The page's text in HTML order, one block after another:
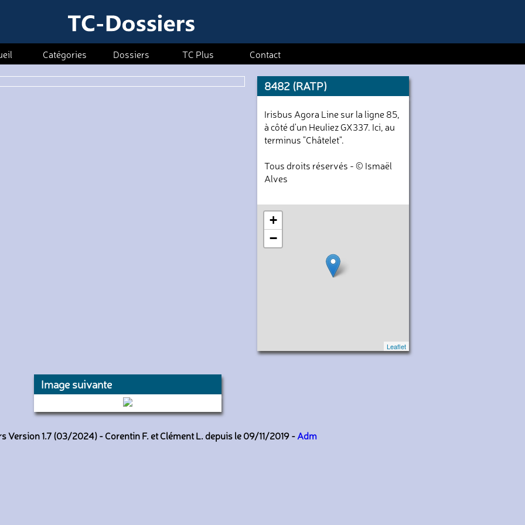
Catégories Dossiers TC Plus Contact
8482 (RATP)
Irisbus Agora Line sur la ligne 85,
à côté d'un Heuliez GX337. Ici, au
terminus "Châtelet".
Tous droits réservés - © Ismaël
Alves
+
−
Leaflet
Image suivante
0584 (RATP)
Version 1.7 (03/2024) - Corentin F. et Clément L. depuis le 09/11/2019 -Adm